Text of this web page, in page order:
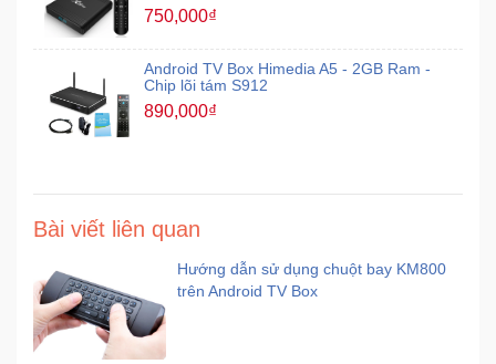
750,000₫
Android TV Box Himedia A5 - 2GB Ram -
Chip lõi tám S912
890,000₫
Bài viết liên quan
Hướng dẫn sử dụng chuột bay KM800
trên Android TV Box